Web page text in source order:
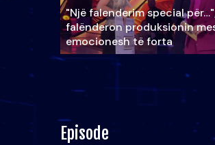
"Një falenderim special
falënderon produksionin
emocionesh të forta
Episode